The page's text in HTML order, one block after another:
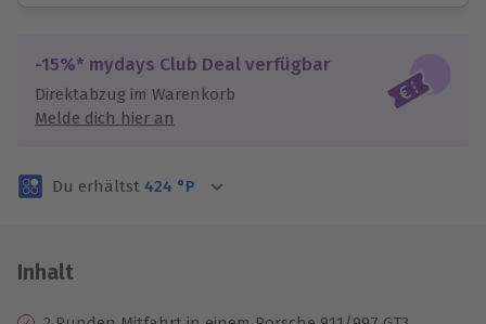
Jeder Gutschein für alle Erlebnisse einlösbar.
Maximale Sicherheit
3 Jahre gültig & verlängerbar.
-15%* mydays Club Deal verfügbar
Direktabzug im Warenkorb
Melde dich hier an
Du erhältst 424 °P
Inhalt